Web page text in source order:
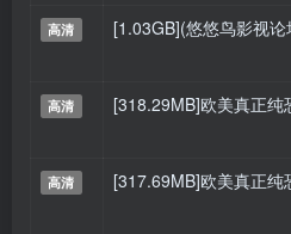
高清 [1.03GB](悠悠鸟影视
高清 [318.29MB]欧美真正
高清 [317.69MB]欧美真正